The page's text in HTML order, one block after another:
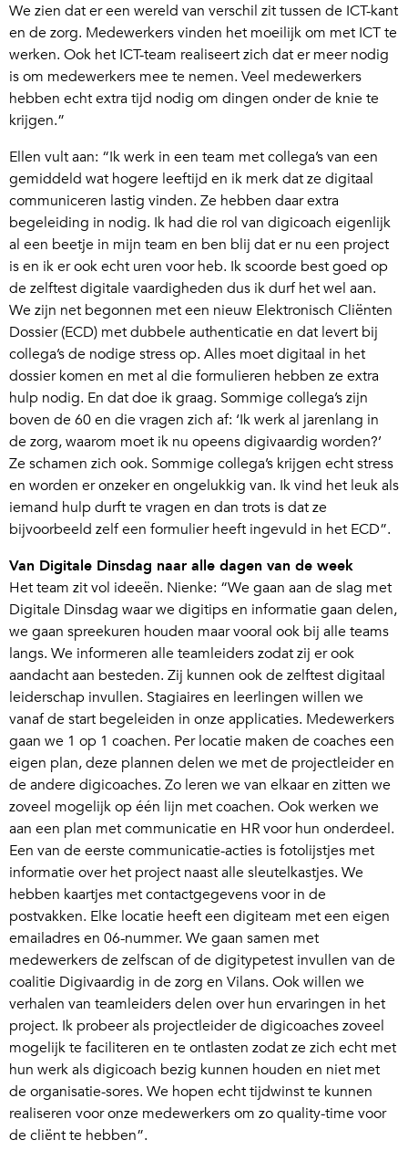
We zien dat er een wereld van verschil zit tussen de ICT-kant
en de zorg. Medewerkers vinden het moeilijk om met ICT te
werken. Ook het ICT-team realiseert zich dat er meer nodig
is om medewerkers mee te nemen. Veel medewerkers
hebben echt extra tijd nodig om dingen onder de knie te
krijgen.”
Ellen vult aan: “Ik werk in een team met collega’s van een
gemiddeld wat hogere leeftijd en ik merk dat ze digitaal
communiceren lastig vinden. Ze hebben daar extra
begeleiding in nodig. Ik had die rol van digicoach eigenlijk
al een beetje in mijn team en ben blij dat er nu een project
is en ik er ook echt uren voor heb. Ik scoorde best goed op
de zelftest digitale vaardigheden dus ik durf het wel aan.
We zijn net begonnen met een nieuw Elektronisch Cliënten
Dossier (ECD) met dubbele authenticatie en dat levert bij
collega’s de nodige stress op. Alles moet digitaal in het
dossier komen en met al die formulieren hebben ze extra
hulp nodig. En dat doe ik graag. Sommige collega’s zijn
boven de 60 en die vragen zich af: ‘Ik werk al jarenlang in
de zorg, waarom moet ik nu opeens digivaardig worden?’
Ze schamen zich ook. Sommige collega’s krijgen echt stress
en worden er onzeker en ongelukkig van. Ik vind het leuk als
iemand hulp durft te vragen en dan trots is dat ze
bijvoorbeeld zelf een formulier heeft ingevuld in het ECD”.
Van Digitale Dinsdag naar alle dagen van de week
Het team zit vol ideeën. Nienke: “We gaan aan de slag met
Digitale Dinsdag waar we digitips en informatie gaan delen,
we gaan spreekuren houden maar vooral ook bij alle teams
langs. We informeren alle teamleiders zodat zij er ook
aandacht aan besteden. Zij kunnen ook de zelftest digitaal
leiderschap invullen. Stagiaires en leerlingen willen we
vanaf de start begeleiden in onze applicaties. Medewerkers
gaan we 1 op 1 coachen. Per locatie maken de coaches een
eigen plan, deze plannen delen we met de projectleider en
de andere digicoaches. Zo leren we van elkaar en zitten we
zoveel mogelijk op één lijn met coachen. Ook werken we
aan een plan met communicatie en HR voor hun onderdeel.
Een van de eerste communicatie-acties is fotolijstjes met
informatie over het project naast alle sleutelkastjes. We
hebben kaartjes met contactgegevens voor in de
postvakken. Elke locatie heeft een digiteam met een eigen
emailadres en 06-nummer. We gaan samen met
medewerkers de zelfscan of de digitypetest invullen van de
coalitie Digivaardig in de zorg en Vilans. Ook willen we
verhalen van teamleiders delen over hun ervaringen in het
project. Ik probeer als projectleider de digicoaches zoveel
mogelijk te faciliteren en te ontlasten zodat ze zich echt met
hun werk als digicoach bezig kunnen houden en niet met
de organisatie-sores. We hopen echt tijdwinst te kunnen
realiseren voor onze medewerkers om zo quality-time voor
de cliënt te hebben”.